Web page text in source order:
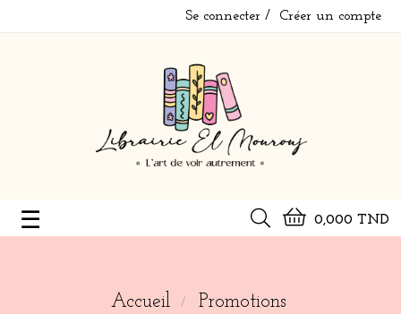
Se connecter Créer un compte
0,000 TND
Basculer
☰
Accueil Promotions